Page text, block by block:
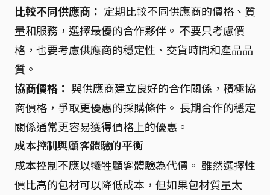
比較不同供應商： 定期比較不同供應商的價格、質
量和服務，選擇最優的合作夥伴。 不要只考慮價
格，也要考慮供應商的穩定性、交貨時間和產品品
質。
協商價格： 與供應商建立良好的合作關係，積極協
商價格，爭取更優惠的採購條件。 長期合作的穩定
關係通常更容易獲得價格上的優惠。
成本控制與顧客體驗的平衡
成本控制不應以犧牲顧客體驗為代價。 雖然選擇性
價比高的包材可以降低成本，但如果包材質量太